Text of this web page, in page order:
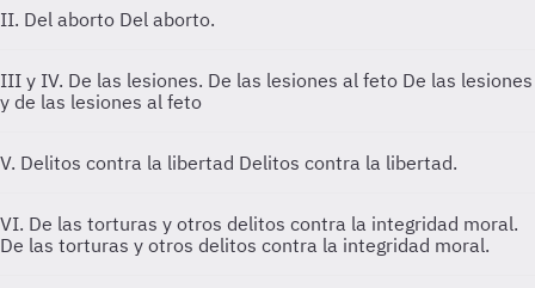
II. Del aborto Del aborto.
III y IV. De las lesiones. De las lesiones al feto De las lesiones
y de las lesiones al feto
V. Delitos contra la libertad Delitos contra la libertad.
VI. De las torturas y otros delitos contra la integridad moral.
De las torturas y otros delitos contra la integridad moral.